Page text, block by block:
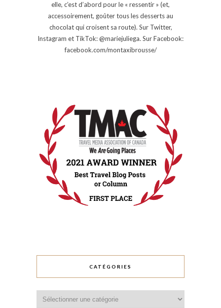
elle, c’est d’abord pour le « ressentir » (et,
accessoirement, goûter tous les desserts au
chocolat qui croisent sa route). Sur Twitter,
Instagram et TikTok: @mariejuliega. Sur Facebook:
facebook.com/montaxibrousse/
CATÉGORIES